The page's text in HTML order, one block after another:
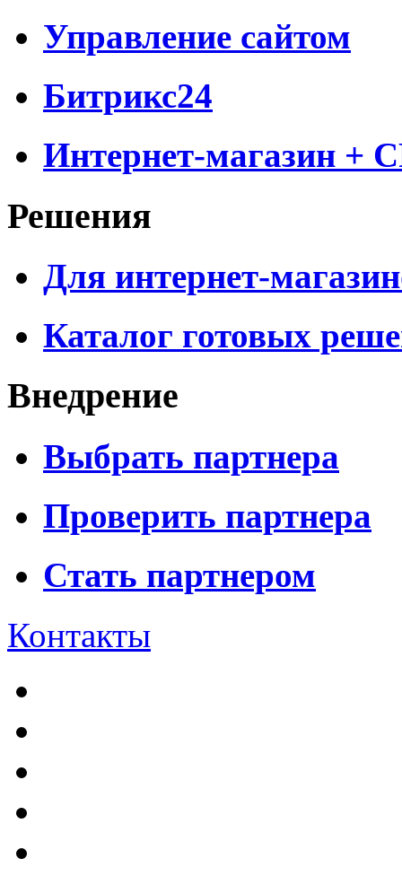
Управление сайтом
Битрикс24
Интернет-магазин +
Решения
Для интернет-
Каталог готовых
Внедрение
Выбрать партнера
Проверить партнера
Стать партнером
Контакты